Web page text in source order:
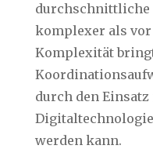
durchschnittliche
komplexer als vor
Komplexität
durch den
werden kann.